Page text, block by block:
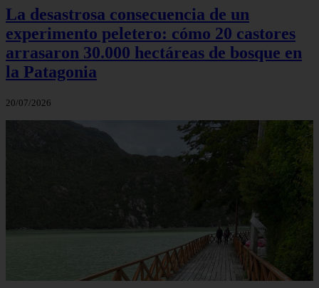
La desastrosa consecuencia de un
experimento peletero: cómo 20 castores
arrasaron 30.000 hectáreas de bosque en
la Patagonia
20/07/2026